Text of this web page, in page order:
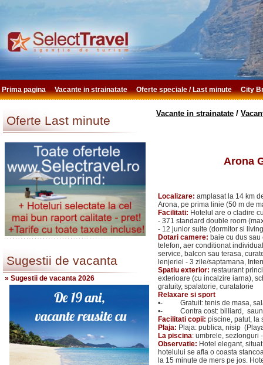
Prima pagina Vacante in strainatate Oferte speciale / Last minute City
Oferte Last minute
Sugestii de vacanta
» Sugestii de vacanta 2026
Vacante in strainatate /
Arona
Localizare: amplasat la 14 km
Arona, pe prima linie (50 m de
Facilitati: Hotelul are o cladire
- 371 standard double room
- 12 junior suite (dormitor si
Dotari camere: baie cu dus
telefon, aer conditionat
service, balcon sau terasa,
lenjeriei - 3 zile/saptamana,
Spatiu exterior: restaurant
exterioare (cu incalzire iarna),
gratuity, spalatorie, curatatorie
Relaxare si sport
•- Gratuit: tenis de masa, sala
•- Contra cost: billiard,
Facilitati copii: piscine, patut, la
Plaja: Plaja: publica, nisip
La piscina: umbrele, sezlonguri
Observatie: Hotel elegant,
hotelului se afla o coasta
la 15 minute de mers pe jos.